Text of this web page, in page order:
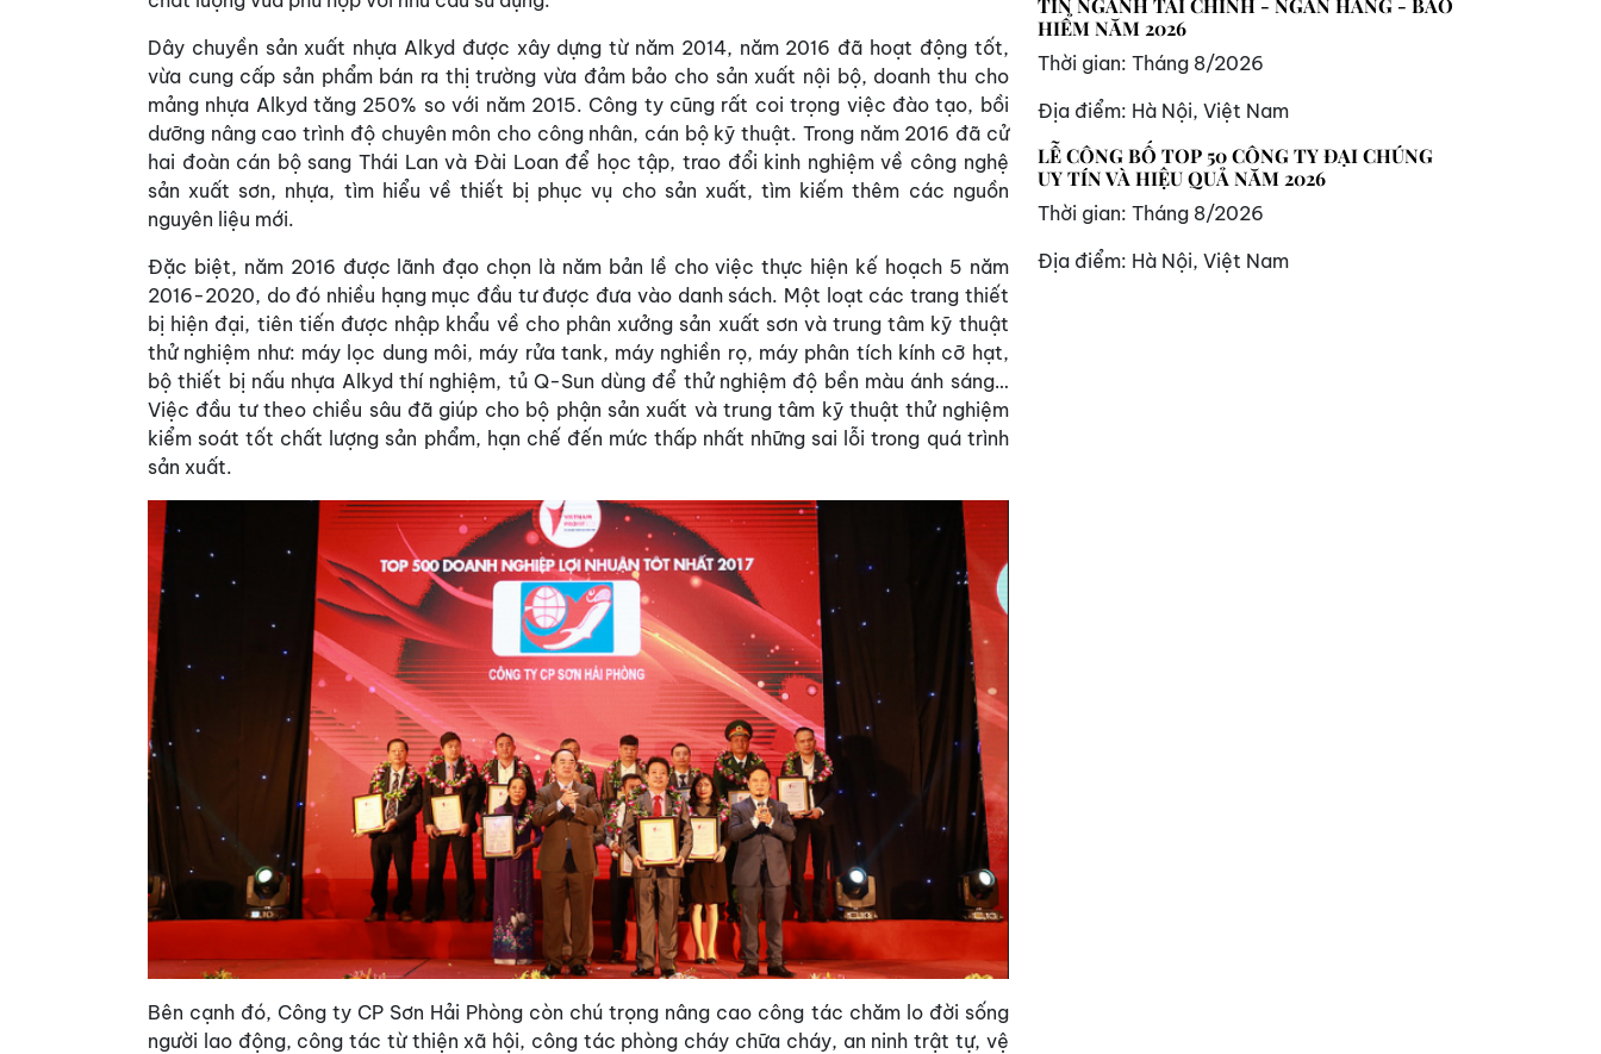
Dây chuyền sản xuất nhựa Alkyd được xây dựng từ năm 2014, năm 2016 đã hoạt động tốt,
vừa cung cấp sản phẩm bán ra thị trường vừa đảm bảo cho sản xuất nội bộ, doanh thu cho
mảng nhựa Alkyd tăng 250% so với năm 2015. Công ty cũng rất coi trọng việc đào tạo, bồi
dưỡng nâng cao trình độ chuyên môn cho công nhân, cán bộ kỹ thuật. Trong năm 2016 đã cử
hai đoàn cán bộ sang Thái Lan và Đài Loan để học tập, trao đổi kinh nghiệm về công nghệ
sản xuất sơn, nhựa, tìm hiểu về thiết bị phục vụ cho sản xuất, tìm kiếm thêm các nguồn
nguyên liệu mới.
Đặc biệt, năm 2016 được lãnh đạo chọn là năm bản lề cho việc thực hiện kế hoạch 5 năm
2016-2020, do đó nhiều hạng mục đầu tư được đưa vào danh sách. Một loạt các trang thiết
bị hiện đại, tiên tiến được nhập khẩu về cho phân xưởng sản xuất sơn và trung tâm kỹ thuật
thử nghiệm như: máy lọc dung môi, máy rửa tank, máy nghiền rọ, máy phân tích kính cỡ hạt,
bộ thiết bị nấu nhựa Alkyd thí nghiệm, tủ Q-Sun dùng để thử nghiệm độ bền màu ánh sáng…
Việc đầu tư theo chiều sâu đã giúp cho bộ phận sản xuất và trung tâm kỹ thuật thử nghiệm
kiểm soát tốt chất lượng sản phẩm, hạn chế đến mức thấp nhất những sai lỗi trong quá trình
sản xuất.
Bên cạnh đó, Công ty CP Sơn Hải Phòng còn chú trọng nâng cao công tác chăm lo đời sống
người lao động, công tác từ thiện xã hội, công tác phòng cháy chữa cháy, an ninh trật tự, vệ
HIỂM NĂM 2026
Thời gian: Tháng 8/2026
Địa điểm: Hà Nội, Việt Nam
LỄ CÔNG BỐ TOP 50 CÔNG TY ĐẠI CHÚNG
UY TÍN VÀ HIỆU QUẢ NĂM 2026
Thời gian: Tháng 8/2026
Địa điểm: Hà Nội, Việt Nam